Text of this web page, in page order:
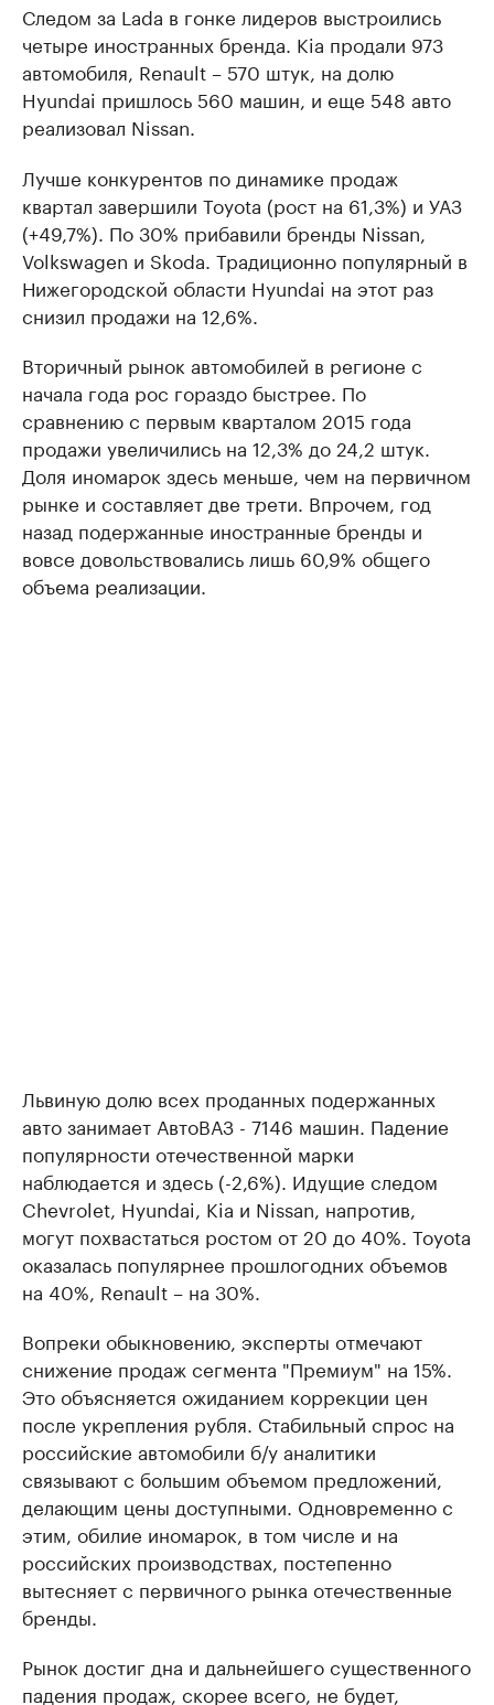
Следом за Lada в гонке лидеров выстроились
четыре иностранных бренда. Kia продали 973
автомобиля, Renault – 570 штук, на долю
Hyundai пришлось 560 машин, и еще 548 авто
реализовал Nissan.
Лучше конкурентов по динамике продаж
квартал завершили Toyota (рост на 61,3%) и УАЗ
(+49,7%). По 30% прибавили бренды Nissan,
Volkswagen и Skoda. Традиционно популярный в
Нижегородской области Hyundai на этот раз
снизил продажи на 12,6%.
Вторичный рынок автомобилей в регионе с
начала года рос гораздо быстрее. По
сравнению с первым кварталом 2015 года
продажи увеличились на 12,3% до 24,2 штук.
Доля иномарок здесь меньше, чем на первичном
рынке и составляет две трети. Впрочем, год
назад подержанные иностранные бренды и
вовсе довольствовались лишь 60,9% общего
объема реализации.
Львиную долю всех проданных подержанных
авто занимает АвтоВАЗ - 7146 машин. Падение
популярности отечественной марки
наблюдается и здесь (-2,6%). Идущие следом
Chevrolet, Hyundai, Kia и Nissan, напротив,
могут похвастаться ростом от 20 до 40%. Toyota
оказалась популярнее прошлогодних объемов
на 40%, Renault – на 30%.
Вопреки обыкновению, эксперты отмечают
снижение продаж сегмента "Премиум" на 15%.
Это объясняется ожиданием коррекции цен
после укрепления рубля. Стабильный спрос на
российские автомобили б/у аналитики
связывают с большим объемом предложений,
делающим цены доступными. Одновременно с
этим, обилие иномарок, в том числе и на
российских производствах, постепенно
вытесняет с первичного рынка отечественные
бренды.
Рынок достиг дна и дальнейшего существенного
падения продаж, скорее всего, не будет,